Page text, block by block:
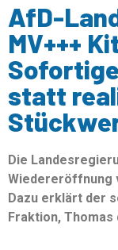
AfD-
MV+++
statt
Die
Wiedereröffnung
Dazu erklärt der
Fraktion, Thomas